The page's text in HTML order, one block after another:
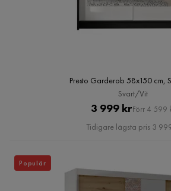
Presto Garderob 58x150 cm,
Svart/Vit
Pris
3 999 krOriginal
Pris
Förr 4 599
Tidigare lägsta pris 3
Populär